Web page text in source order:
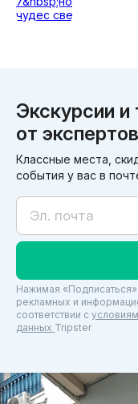
Экскурсии и
от
Классные места,
события у вас в
Нажимая
рекламных и
соответствии c
данных Tripster